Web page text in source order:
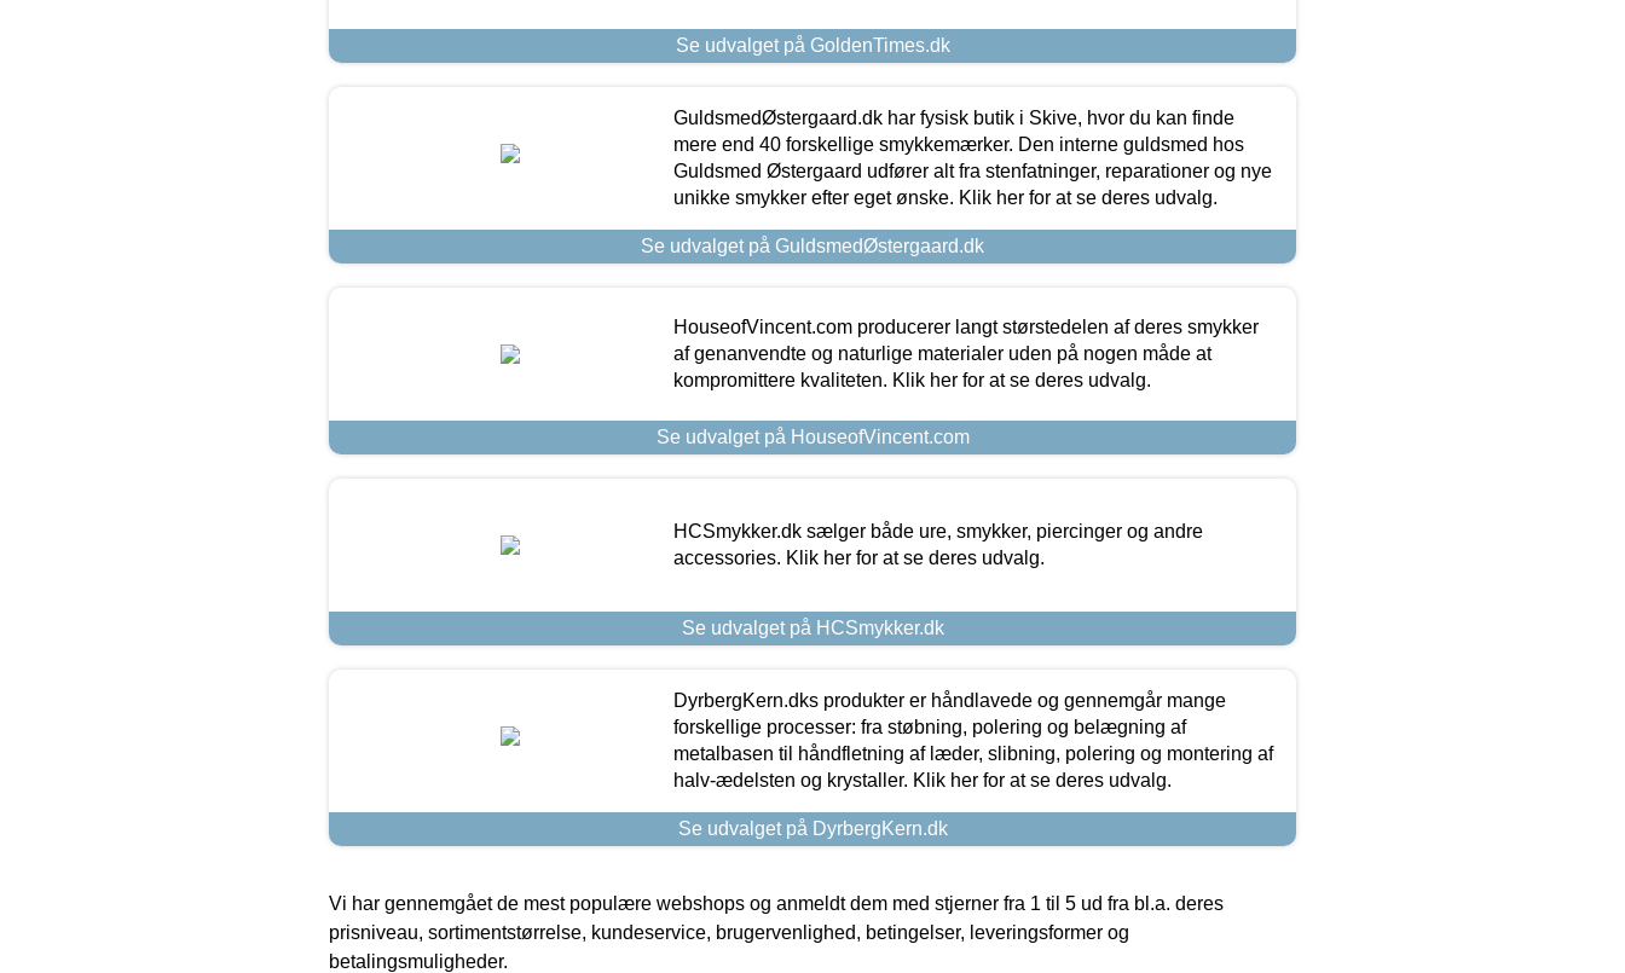
Se udvalget på GoldenTimes.dk
GuldsmedØstergaard.dk har fysisk butik i Skive, hvor du kan finde
mere end 40 forskellige smykkemærker. Den interne guldsmed hos
Guldsmed Østergaard udfører alt fra stenfatninger, reparationer og nye
unikke smykker efter eget ønske. Klik her for at se deres udvalg.
Se udvalget på GuldsmedØstergaard.dk
HouseofVincent.com producerer langt størstedelen af deres smykker
af genanvendte og naturlige materialer uden på nogen måde at
kompromittere kvaliteten. Klik her for at se deres udvalg.
Se udvalget på HouseofVincent.com
HCSmykker.dk sælger både ure, smykker, piercinger og andre
accessories. Klik her for at se deres udvalg.
Se udvalget på HCSmykker.dk
DyrbergKern.dks produkter er håndlavede og gennemgår mange
forskellige processer: fra støbning, polering og belægning af
metalbasen til håndfletning af læder, slibning, polering og montering af
halv-ædelsten og krystaller. Klik her for at se deres udvalg.
Se udvalget på DyrbergKern.dk
Vi har gennemgået de mest populære webshops og anmeldt dem med stjerner fra 1 til 5 ud fra bl.a. deres
prisniveau, sortimentstørrelse, kundeservice, brugervenlighed, betingelser, leveringsformer og
betalingsmuligheder.